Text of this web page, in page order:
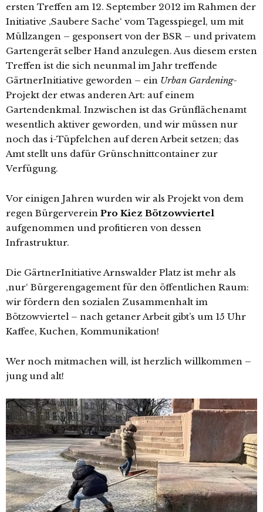
ersten Treffen am 12. September 2012 im Rahmen der
Initiative ‚Saubere Sache‘ vom Tagesspiegel, um mit
Müllzangen – gesponsert von der BSR – und privatem
Gartengerät selber Hand anzulegen. Aus diesem ersten
Treffen ist die sich neunmal im Jahr treffende
GärtnerInitiative geworden – ein Urban Gardening-
Projekt der etwas anderen Art: auf einem
Gartendenkmal. Inzwischen ist das Grünflächenamt
wesentlich aktiver geworden, und wir müssen nur
noch das i-Tüpfelchen auf deren Arbeit setzen; das
Amt stellt uns dafür Grünschnittcontainer zur
Verfügung.
Vor einigen Jahren wurden wir als Projekt von dem
regen Bürgerverein Pro Kiez Bötzowviertel
aufgenommen und profitieren von dessen
Infrastruktur.
Die GärtnerInitiative Arnswalder Platz ist mehr als
‚nur‘ Bürgerengagement für den öffentlichen Raum:
wir fördern den sozialen Zusammenhalt im
Bötzowviertel – nach getaner Arbeit gibt’s um 15 Uhr
Kaffee, Kuchen, Kommunikation!
Wer noch mitmachen will, ist herzlich willkommen –
jung und alt!